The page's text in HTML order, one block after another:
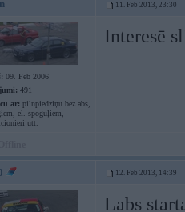
11. Feb 2013, 23:30
09. Feb 2006
491
ar: pilnpiedziņu bez abs,
el. spoguļiem,
utt.
Interesē
12. Feb 2013, 14:39
Labs